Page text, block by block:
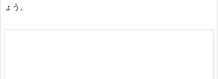
ょう。